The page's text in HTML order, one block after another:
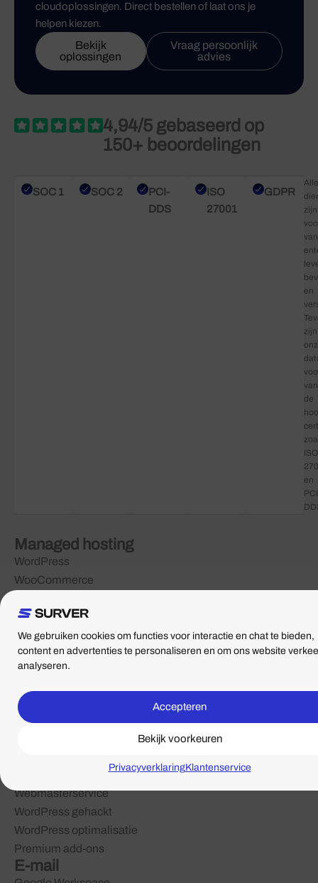
We gebruiken cookies om functies voor interactie en chat te bieden,
content en advertenties te personaliseren en om ons website
analyseren.
Accepteren
Bekijk voorkeuren
PrivacyverklaringKlantenservice
cloudoplossingen. Direct bestellen of laat ons je
helpen kiezen.
Bekijk
oplossingen
Vraag persoonlijk
advies
4,94/5 gebaseerd op
150+ beoordelingen
SOC 1 SOC 2
PCI-
DDS
ISO
27001
GDPR
Alle
zijn
van
en
zijn
van
de
ISO
en
Managed hosting
WordPress
WooCommerce
Reseller hosting
E-mail hosting
Onderhoud & beheer
WordPress
Domeinen
Registreer een domein
Webmasterservice
WordPress gehackt
WordPress optimalisatie
Premium add-ons
E-mail